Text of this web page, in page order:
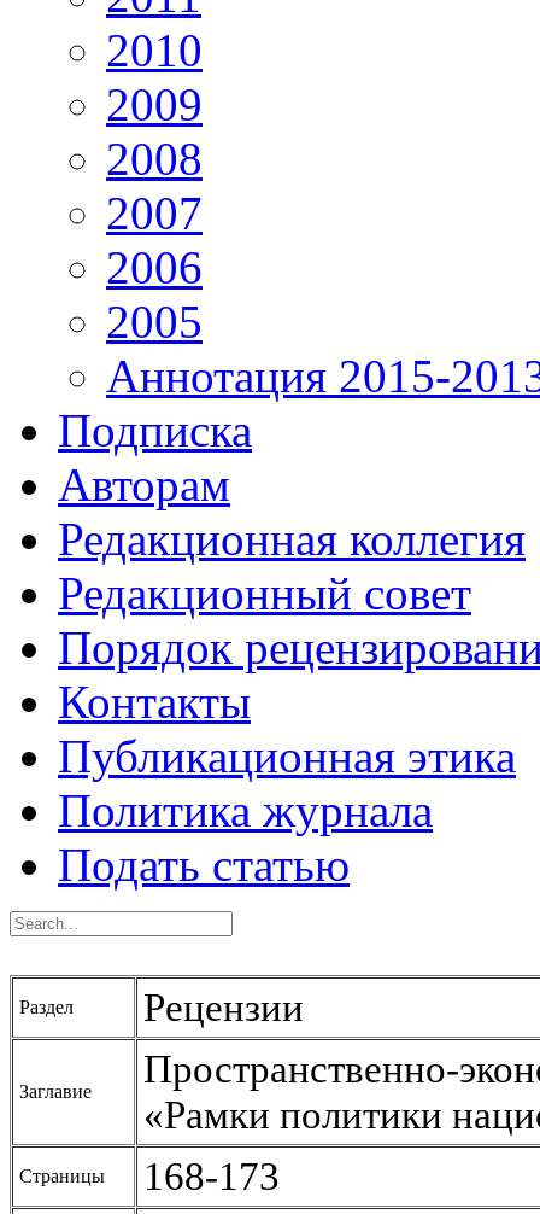
2010
2009
2008
2007
2006
2005
Аннотация 2015-
Подписка
Авторам
Редакционная коллегия
Редакционный совет
Порядок
Контакты
Публикационная этика
Политика журнала
Подать статью
Раздел Рецензии
Заглавие
Пространственно-
«Рамки политики
Страницы 168-173